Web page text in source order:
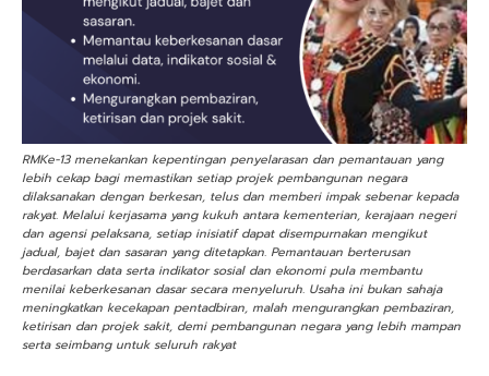
RMKe-13 menekankan kepentingan penyelarasan dan pemantauan yang
lebih cekap bagi memastikan setiap projek pembangunan negara
dilaksanakan dengan berkesan, telus dan memberi impak sebenar kepada
rakyat. Melalui kerjasama yang kukuh antara kementerian, kerajaan negeri
dan agensi pelaksana, setiap inisiatif dapat disempurnakan mengikut
jadual, bajet dan sasaran yang ditetapkan. Pemantauan berterusan
berdasarkan data serta indikator sosial dan ekonomi pula membantu
menilai keberkesanan dasar secara menyeluruh. Usaha ini bukan sahaja
meningkatkan kecekapan pentadbiran, malah mengurangkan pembaziran,
ketirisan dan projek sakit, demi pembangunan negara yang lebih mampan
serta seimbang untuk seluruh rakyat